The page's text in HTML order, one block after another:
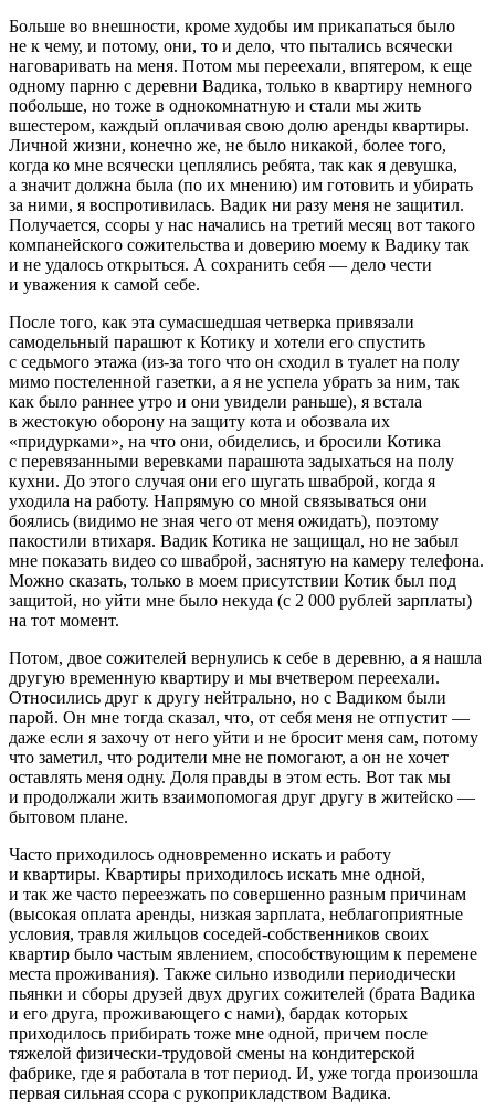
Больше во внешности, кроме худобы им прикапаться было
не к чему, и потому, они, то и дело, что пытались всячески
наговаривать на меня. Потом мы переехали, впятером, к еще
одному парню с деревни Вадика, только в квартиру немного
побольше, но тоже в однокомнатную и стали мы жить
вшестером, каждый оплачивая свою долю аренды квартиры.
Личной жизни, конечно же, не было никакой, более того,
когда ко мне всячески цеплялись ребята, так как я девушка,
а значит должна была (по их мнению) им готовить и убирать
за ними, я воспротивилась. Вадик ни разу меня не защитил.
Получается, ссоры у нас начались на третий месяц вот такого
компанейского сожительства и доверию моему к Вадику так
и не удалось открыться. А сохранить себя — дело чести
и уважения к самой себе.
После того, как эта сумасшедшая четверка привязали
самодельный парашют к Котику и хотели его спустить
с седьмого этажа (из-за того что он сходил в туалет на полу
мимо постеленной газетки, а я не успела убрать за ним, так
как было раннее утро и они увидели раньше), я встала
в жестокую оборону на защиту кота и обозвала их
«придурками», на что они, обиделись, и бросили Котика
с перевязанными веревками парашюта задыхаться на полу
кухни. До этого случая они его шугать шваброй, когда я
уходила на работу. Напрямую со мной связываться они
боялись (видимо не зная чего от меня ожидать), поэтому
пакостили втихаря. Вадик Котика не защищал, но не забыл
мне показать видео со шваброй, заснятую на камеру телефона.
Можно сказать, только в моем присутствии Котик был под
защитой, но уйти мне было некуда (с 2 000 рублей зарплаты)
на тот момент.
Потом, двое сожителей вернулись к себе в деревню, а я нашла
другую временную квартиру и мы вчетвером переехали.
Относились друг к другу нейтрально, но с Вадиком были
парой. Он мне тогда сказал, что, от себя меня не отпустит —
даже если я захочу от него уйти и не бросит меня сам, потому
что заметил, что родители мне не помогают, а он не хочет
оставлять меня одну. Доля правды в этом есть. Вот так мы
и продолжали жить взаимопомогая друг другу в житейско —
бытовом плане.
Часто приходилось одновременно искать и работу
и квартиры. Квартиры приходилось искать мне одной,
и так же часто переезжать по совершенно разным причинам
(высокая оплата аренды, низкая зарплата, неблагоприятные
условия, травля жильцов соседей-собственников своих
квартир было частым явлением, способствующим к перемене
места проживания). Также сильно изводили периодически
пьянки и сборы друзей двух других сожителей (брата Вадика
и его друга, проживающего с нами), бардак которых
приходилось прибирать тоже мне одной, причем после
тяжелой физически-трудовой смены на кондитерской
фабрике, где я работала в тот период. И, уже тогда произошла
первая сильная ссора с рукоприкладством Вадика.